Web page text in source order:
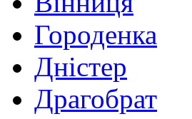
Городенка
Дністер
Драгобрат